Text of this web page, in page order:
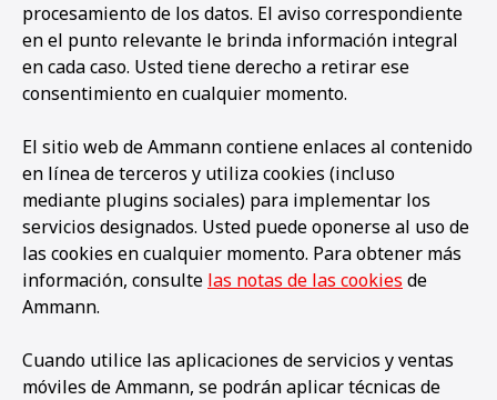
procesamiento de los datos. El aviso correspondiente
en el punto relevante le brinda información integral
en cada caso. Usted tiene derecho a retirar ese
consentimiento en cualquier momento.
El sitio web de Ammann contiene enlaces al contenido
en línea de terceros y utiliza cookies (incluso
mediante plugins sociales) para implementar los
servicios designados. Usted puede oponerse al uso de
las cookies en cualquier momento. Para obtener más
información, consulte las notas de las cookies de
Ammann.
Cuando utilice las aplicaciones de servicios y ventas
móviles de Ammann, se podrán aplicar técnicas de